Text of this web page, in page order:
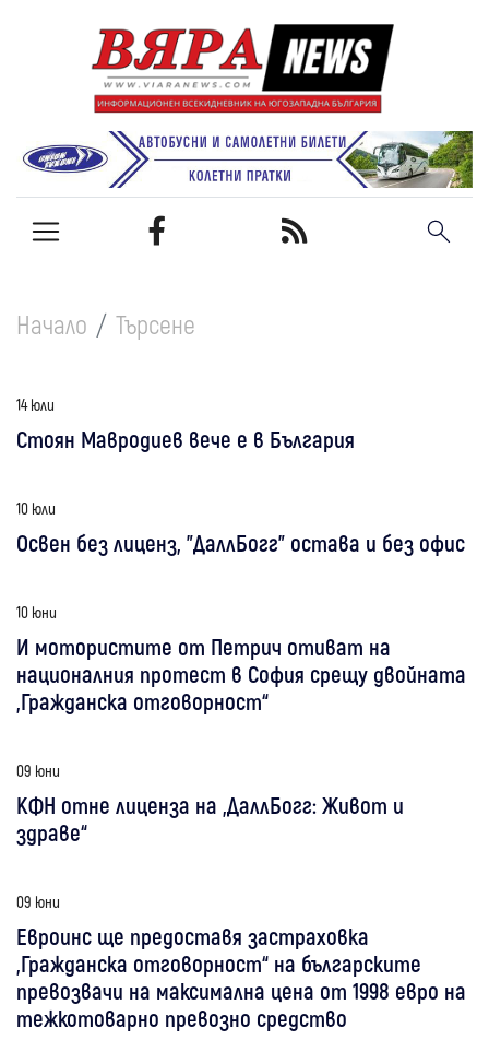
Начало Търсене
14 юли
Стоян Мавродиев вече е в България
10 юли
Освен без лиценз, "ДаллБогг" остава и без офис
10 юни
И мотористите от Петрич отиват на
националния протест в София срещу двойната
„Гражданска отговорност“
09 юни
КФН отне лиценза на „ДаллБогг: Живот и
здраве“
09 юни
Евроинс ще предоставя застраховка
„Гражданска отговорност“ на българските
превозвачи на максимална цена от 1998 евро на
тежкотоварно превозно средство